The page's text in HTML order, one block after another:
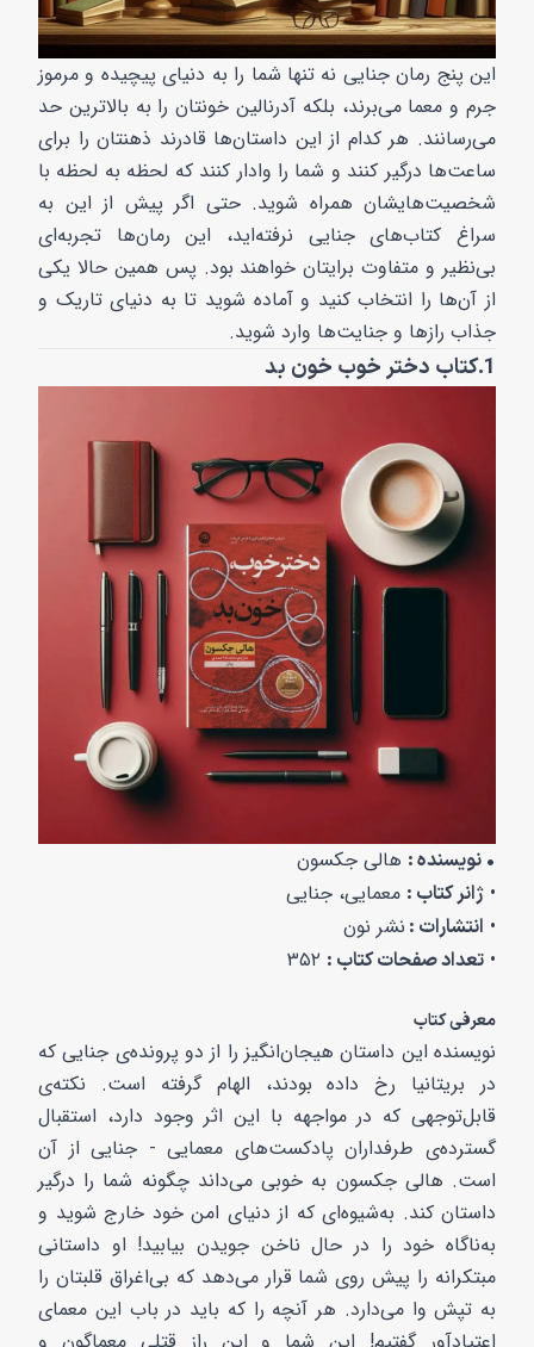
این پنج رمان جنایی نه تنها شما را به دنیای پیچیده و مرموز
جرم و معما می‌برند، بلکه آدرنالین خونتان را به بالاترین حد
می‌رسانند. هر کدام از این داستان‌ها قادرند ذهنتان را برای
ساعت‌ها درگیر کنند و شما را وادار کنند که لحظه به لحظه با
شخصیت‌هایشان همراه شوید. حتی اگر پیش از این به
سراغ کتاب‌های جنایی نرفته‌اید، این رمان‌ها تجربه‌ای
بی‌نظیر و متفاوت برایتان خواهند بود. پس همین حالا یکی
از آن‌ها را انتخاب کنید و آماده شوید تا به دنیای تاریک و
جذاب رازها و جنایت‌ها وارد شوید.
1.کتاب دختر خوب خون بد
• نویسنده : هالی جکسون
• ژانر کتاب : معمایی، جنایی
• انتشارات : نشر نون
• تعداد صفحات کتاب :
معرفی کتاب
نویسنده‌ این داستان هیجان‌انگیز را از دو پرونده‌ی جنایی که
در بریتانیا رخ داده بودند، الهام گرفته است. نکته‌ی
قابل‌توجهی که در مواجهه با این اثر وجود دارد، استقبال
گسترده‌ی طرفداران پادکست‌های معمایی - جنایی از آن
است. هالی جکسون به خوبی می‌داند چگونه شما را درگیر
داستان کند. به‌شیوه‌ای که از دنیای امن خود خارج شوید و
به‌ناگاه خود را در حال ناخن جویدن بیابید! او داستانی
مبتکرانه را پیش روی شما قرار می‌دهد که بی‌اغراق قلبتان را
به تپش وا می‌دارد. هر آنچه را که باید در باب این معمای